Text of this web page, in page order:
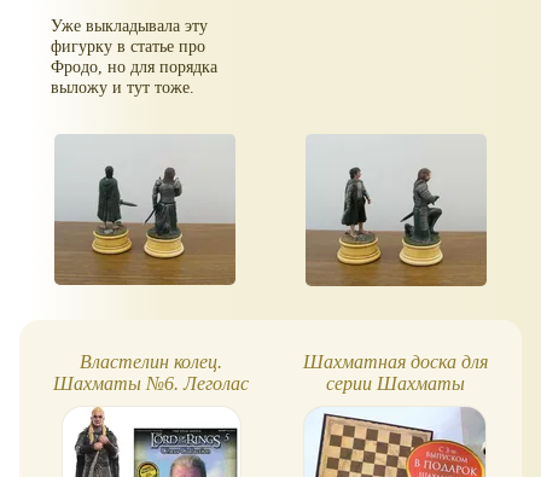
Уже выкладывала эту
фигурку в статье про
Фродо, но для порядка
выложу и тут тоже.
Властелин колец.
Шахматы №6. Леголас
Шахматная доска для
серии Шахматы
Властелин Колец